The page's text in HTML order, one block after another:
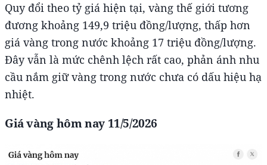
Quy đổi theo tỷ giá hiện tại, vàng thế giới tương
đương khoảng 149,9 triệu đồng/lượng, thấp hơn
giá vàng trong nước khoảng 17 triệu đồng/lượng.
Đây vẫn là mức chênh lệch rất cao, phản ánh nhu
cầu nắm giữ vàng trong nước chưa có dấu hiệu hạ
nhiệt.
Giá vàng hôm nay 11/5/2026